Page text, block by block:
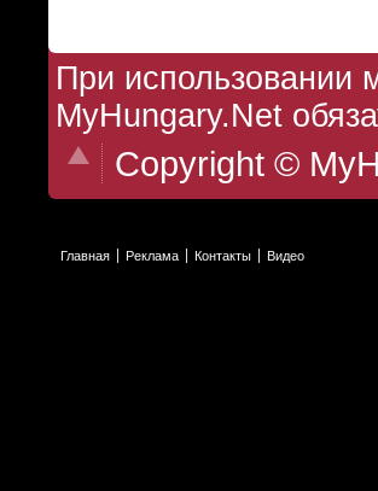
При использовании
MyHungary.Net
Copyright ©
Главная Реклама Контакты Видео